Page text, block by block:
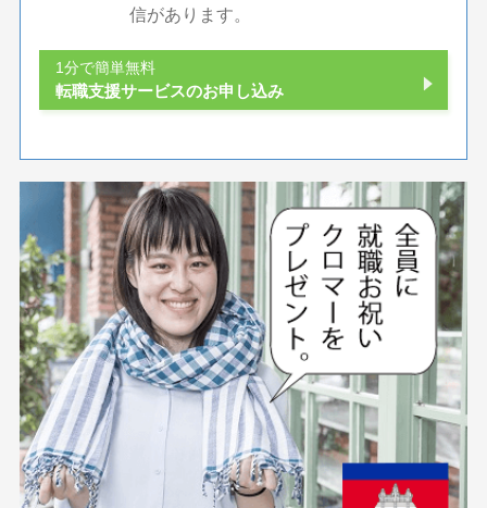
信があります。
1分で簡単無料
転職支援サービスのお申し込み